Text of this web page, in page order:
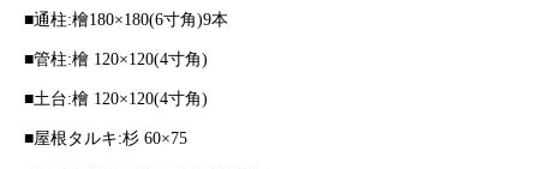
■通柱:檜180×180(6寸角)9本
■管柱:檜 120×120(4寸角)
■土台:檜 120×120(4寸角)
■屋根タルキ:杉 60×75